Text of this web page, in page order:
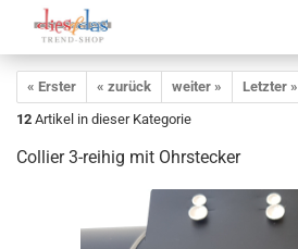
« Erster « zurück weiter »
Letzter »
12 Artikel in dieser Kategorie
Collier 3-reihig mit Ohrstecker